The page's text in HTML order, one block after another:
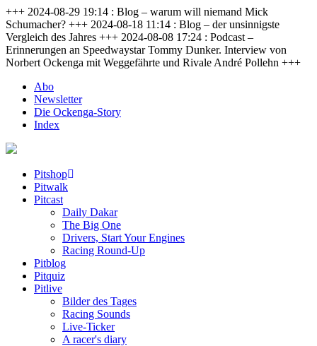
+++ 2024-08-29 19:14 : Blog – warum will niemand Mick
Schumacher? +++ 2024-08-18 11:14 : Blog – der unsinnigste
Vergleich des Jahres +++ 2024-08-08 17:24 : Podcast –
Erinnerungen an Speedwaystar Tommy Dunker. Interview von
Norbert Ockenga mit Weggefährte und Rivale André Pollehn +++
Abo
Newsletter
Die Ockenga-Story
Index
Pitshop
Pitwalk
Pitcast
Daily Dakar
The Big One
Drivers, Start Your Engines
Racing Round-Up
Pitblog
Pitquiz
Pitlive
Bilder des Tages
Racing Sounds
Live-Ticker
A racer's diary